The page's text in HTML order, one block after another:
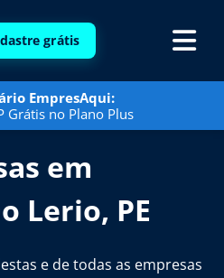
grátis
EmpresAqui:
Grátis no Plano Plus
em
Lerio, PE
e de todas as empresas